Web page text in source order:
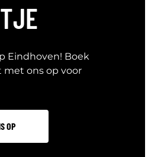
Eindhoven! Boek
ons op voor
OP